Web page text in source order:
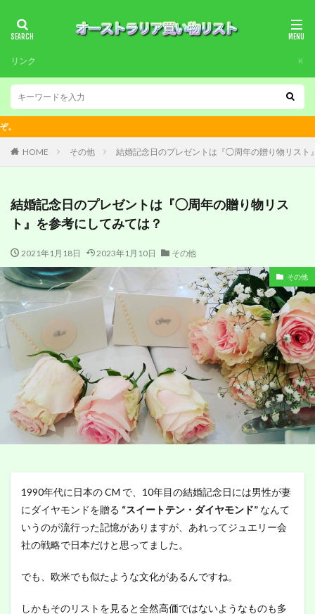
リンク
HOME その他 結婚記念日のプレゼントは『◯周年の贈り物リスト
結婚記念日のプレゼントは『◯周年の贈り物リス
ト』を参考にしてみては？
2021年1月18日 2023年1月10日 その他
その他
1990年代に日本の CM で、10年目の結婚記念日には男性が妻
にダイヤモンドを贈る “スイートテン・ダイヤモンド” なんて
いうのが流行った記憶がありますが、あれってジュエリー会
社の戦略で日本だけと思ってました。
でも、欧米でも似たような文化があるんですね。
しかもそのリストを見ると全然高価ではないようなものも多